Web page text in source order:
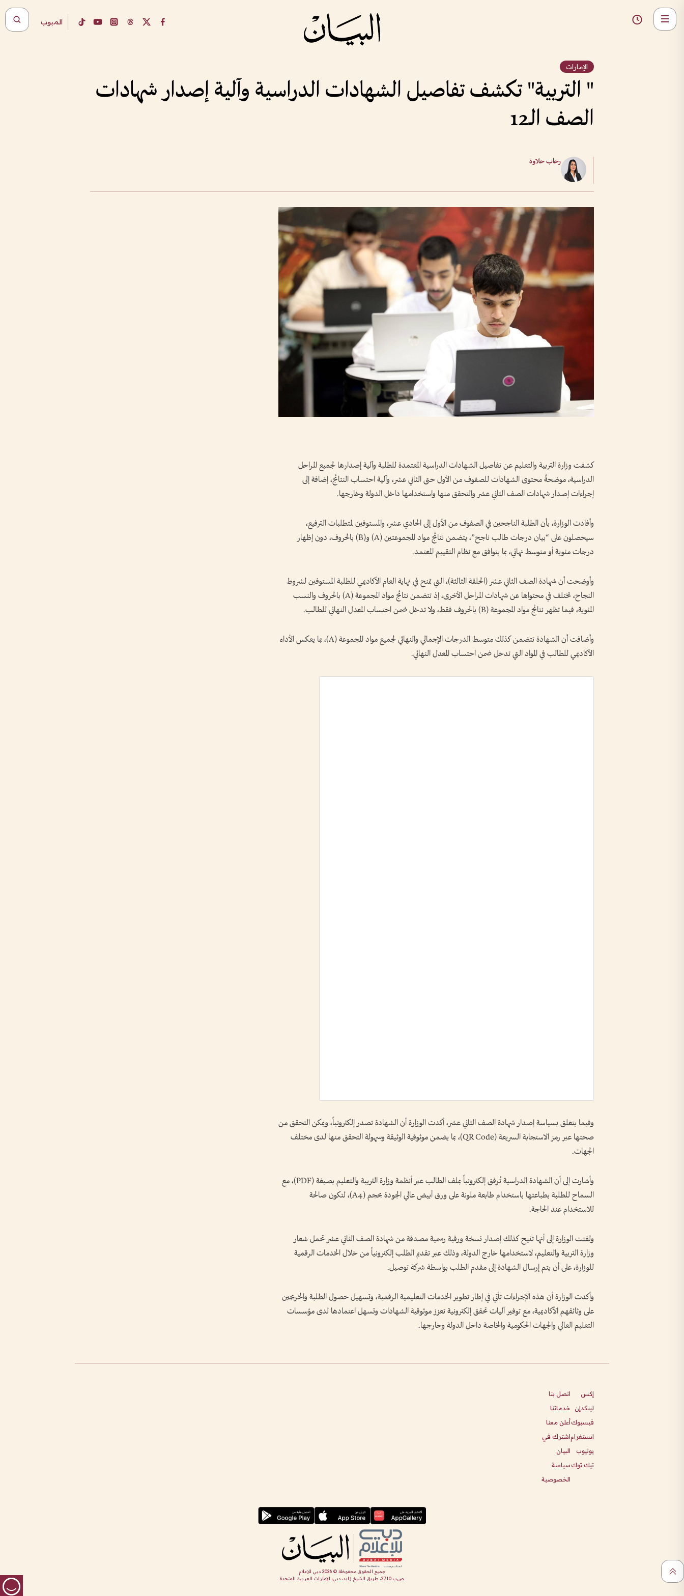
المبوب
الإمارات
" التربية" تكشف تفاصيل الشهادات الدراسية وآلية إصدار شهادات
الصف الـ12
رحاب حلاوة
كشفت وزارة التربية والتعليم عن تفاصيل الشهادات الدراسية المعتمدة للطلبة وآلية إصدارها لجميع المراحل
الدراسية، موضحةً محتوى الشهادات للصفوف من الأول حتى الثاني عشر، وآلية احتساب النتائج، إضافة إلى
إجراءات إصدار شهادات الصف الثاني عشر والتحقق منها واستخدامها داخل الدولة وخارجها.
وأفادت الوزارة، بأن الطلبة الناجحين في الصفوف من الأول إلى الحادي عشر، والمستوفين لمتطلبات الترفيع،
سيحصلون على “بيان درجات طالب ناجح”، يتضمن نتائج مواد المجموعتين (A) و(B) بالحروف، دون إظهار
درجات مئوية أو متوسط نهائي، بما يتوافق مع نظام التقييم المعتمد.
وأوضحت أن شهادة الصف الثاني عشر (الحلقة الثالثة)، التي تمنح في نهاية العام الأكاديمي للطلبة المستوفين لشروط
النجاح، تختلف في محتواها عن شهادات المراحل الأخرى، إذ تتضمن نتائج مواد المجموعة (A) بالحروف والنسب
المئوية، فيما تظهر نتائج مواد المجموعة (B) بالحروف فقط، ولا تدخل ضمن احتساب المعدل النهائي للطالب.
وأضافت أن الشهادة تتضمن كذلك متوسط الدرجات الإجمالي والنهائي لجميع مواد المجموعة (A)، بما يعكس الأداء
الأكاديمي للطالب في المواد التي تدخل ضمن احتساب المعدل النهائي.
وفيما يتعلق بسياسة إصدار شهادة الصف الثاني عشر، أكدت الوزارة أن الشهادة تصدر إلكترونياً، ويمكن التحقق من
صحتها عبر رمز الاستجابة السريعة (QR Code)، بما يضمن موثوقية الوثيقة وسهولة التحقق منها لدى مختلف
الجهات.
وأشارت إلى أن الشهادة الدراسية تُرفق إلكترونياً بملف الطالب عبر أنظمة وزارة التربية والتعليم بصيغة (PDF)، مع
السماح للطلبة بطباعتها باستخدام طابعة ملونة على ورق أبيض عالي الجودة بحجم (A4)، لتكون صالحة
للاستخدام عند الحاجة.
ولفتت الوزارة إلى أنها تتيح كذلك إصدار نسخة ورقية رسمية مصدقة من شهادة الصف الثاني عشر تحمل شعار
وزارة التربية والتعليم، لاستخدامها خارج الدولة، وذلك عبر تقديم الطلب إلكترونياً من خلال الخدمات الرقمية
للوزارة، على أن يتم إرسال الشهادة إلى مقدم الطلب بواسطة شركة توصيل.
وأكدت الوزارة أن هذه الإجراءات تأتي في إطار تطوير الخدمات التعليمية الرقمية، وتسهيل حصول الطلبة والخريجين
على وثائقهم الأكاديمية، مع توفير آليات تحقق إلكترونية تعزز موثوقية الشهادات وتسهل اعتمادها لدى مؤسسات
التعليم العالي والجهات الحكومية والخاصة داخل الدولة وخارجها.
إكس
لينكدإن
فيسبوك
انستغرام
يوتيوب
تيك توك
اتصل بنا
خدماتنا
أعلن معنا
اشترك في
البيان
سياسة
الخصوصية
جميع الحقوق محفوظة ©2026 دبي للإعلام
ص.ب 2710، طريق الشيخ زايد، دبي، الإمارات العربية المتحدة